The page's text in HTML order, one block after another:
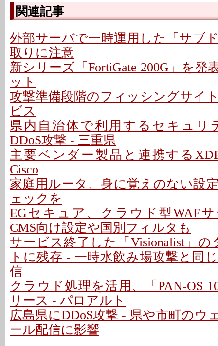
関連記事
外部サーバで一時運用した「サブ
取りに注意
新シリーズ「FortiGate 200G」を発
ット
攻撃準備段階のフィッシングサイ
ビス
県内自治体で利用するセキュリ
DDoS攻撃 - 三重県
主要ベンダー製品と連携する
Cisco
家庭用ルータ、身に覚えのない設
ェックを
EGセキュア、クラウド型WAF
CMS向け設定や国別フィルタも
サービス終了した「Visionalist」の
トに残存 - 一時水飲み場攻撃と同
信
クラウド処理を活用、「PAN-OS
リース - パロアルト
広島県にDDoS攻撃 - 県や市町のウ
ール配信に影響